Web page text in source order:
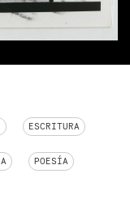
ESCRITURA
POESÍA